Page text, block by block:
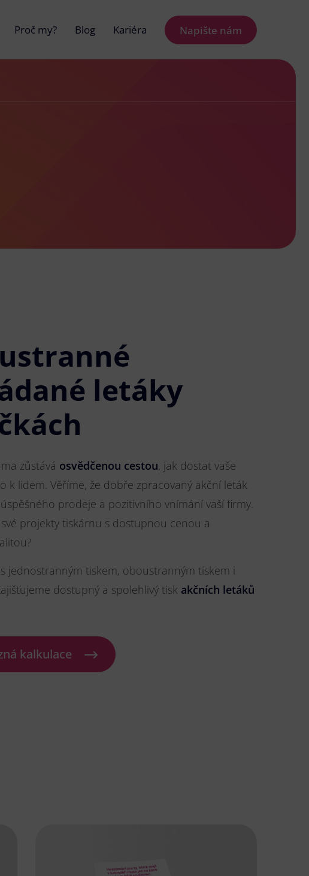
Proč my? Blog Kariéra Napište nám
letáky
zůstává osvědčenou cestou, jak dostat vaše
k lidem. Věříme, že dobře zpracovaný akční leták
prodeje a pozitivního vnímání vaší firmy.
projekty tiskárnu s dostupnou cenou a
jednostranným tiskem, oboustranným tiskem i
dostupný a spolehlivý tisk akčních letáků
kalkulace